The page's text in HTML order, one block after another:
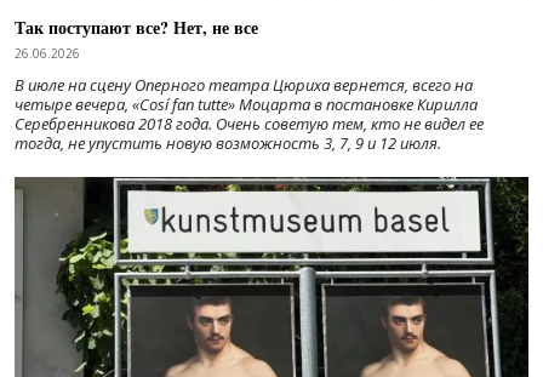
Так поступают все? Нет, не все
26.06.2026
В июле на сцену Оперного театра Цюриха вернется, всего на
четыре вечера, «Cosí fan tutte» Моцарта в постановке Кирилла
Серебренникова 2018 года. Очень советую тем, кто не видел ее
тогда, не упустить новую возможность 3, 7, 9 и 12 июля.